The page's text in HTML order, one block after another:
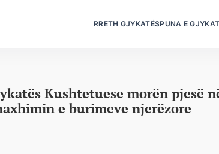
RRETH GJYKATËSPUNA E
Kushtetuese morën pjesë
e burimeve njerëzore